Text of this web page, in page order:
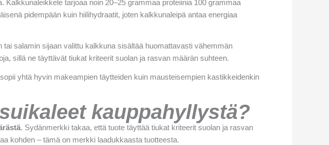
Kalkkunaleikkele tarjoaa noin 20–25 grammaa proteiinia 100 grammaa
pidempään kuin hiilihydraatit, joten kalkkunaleipä antaa energiaa
salamin sijaan valittu kalkkuna sisältää huomattavasti vähemmän
sillä ne täyttävät tiukat kriteerit suolan ja rasvan määrän suhteen.
yhtä hyvin makeampien täytteiden kuin mausteisempien kastikkeidenkin
kauppahyllystä?
. Sydänmerkki takaa, että tuote täyttää tiukat kriteerit suolan ja rasvan
kohden – tämä on merkki laadukkaasta tuotteesta.